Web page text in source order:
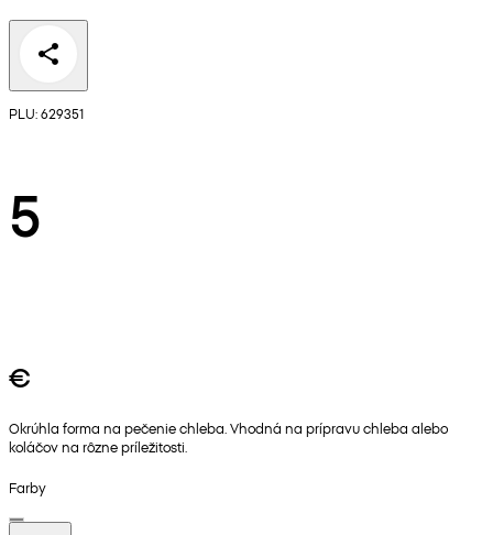
PLU: 629351
5
€
Okrúhla forma na pečenie chleba. Vhodná na prípravu chleba alebo
koláčov na rôzne príležitosti.
Farby